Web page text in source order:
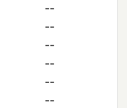
--
--
--
--
--
--